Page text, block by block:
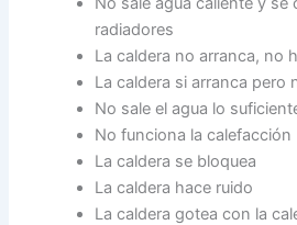
radiadores
La caldera no arranca, no
La caldera si arranca pero
No sale el agua lo
No funciona la calefacción
La caldera se bloquea
La caldera hace ruido
La caldera gotea con la